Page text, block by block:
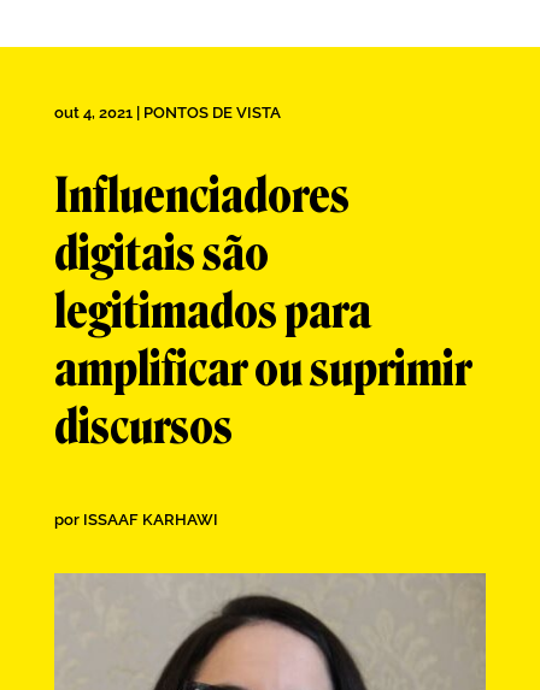
out 4, 2021| PONTOS DE VISTA
Influenciadores
digitais são
legitimados para
amplificar ou suprimir
discursos
por ISSAAF KARHAWI